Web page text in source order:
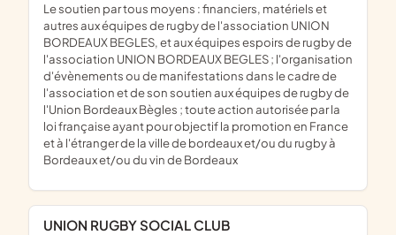
le soutien par tous moyens : financiers, matériels et
autres aux équipes de rugby de l'association UNION
BORDEAUX BEGLES, et aux équipes espoirs de rugby de
l'association UNION BORDEAUX BEGLES ; l'organisation
d'évènements ou de manifestations dans le cadre de
l'association et de son soutien aux équipes de rugby de
l'Union Bordeaux Bègles ; toute action autorisée par la
loi française ayant pour objectif la promotion en France
et à l'étranger de la ville de bordeaux et/ou du rugby à
Bordeaux et/ou du vin de Bordeaux
UNION RUGBY SOCIAL CLUB